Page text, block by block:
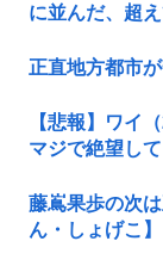
に並んだ、超
正直地方都市
【悲報】ワイ
マジで絶望し
藤嶌果歩の次
ん・しょげこ